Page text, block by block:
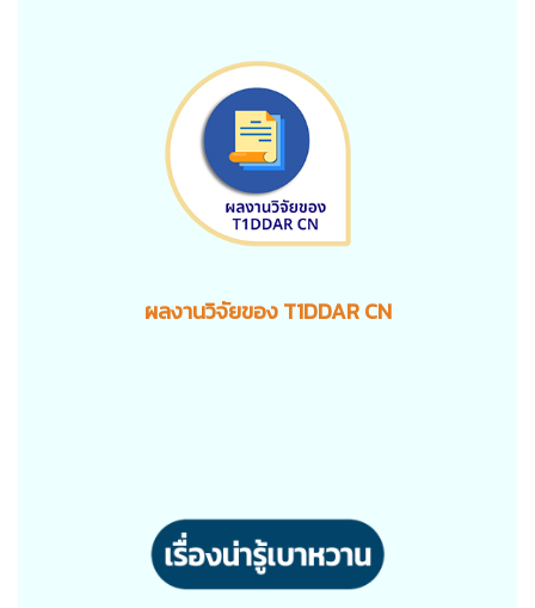
ผลงานวิจัยของ T1DDAR CN